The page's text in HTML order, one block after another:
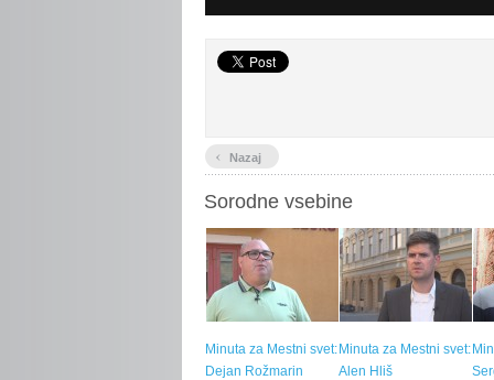
‹ Nazaj
Sorodne vsebine
Minuta za Mestni svet:
Dejan Rožmarin
Minuta za Mestni svet:
Alen Hliš